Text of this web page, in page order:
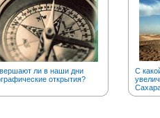
ли в наши дни
открытия?
С